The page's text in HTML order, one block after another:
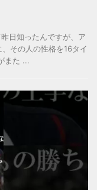
日知ったんですが、ア
その人の性格を16タイ
また ...